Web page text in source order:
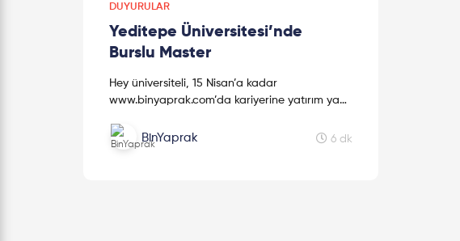
DUYURULAR
Yeditepe Üniversitesi’nde
Burslu Master
Hey üniversiteli, 15 Nisan’a kadar
www.binyaprak.com’da kariyerine yatırım yap,
programını kap.
BinYaprak 6 dk